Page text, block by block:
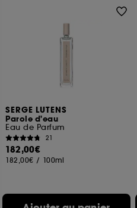
SERGE LUTENS
Parole d'eau
Eau de Parfum
21
182,00€
182,00€ / 100ml